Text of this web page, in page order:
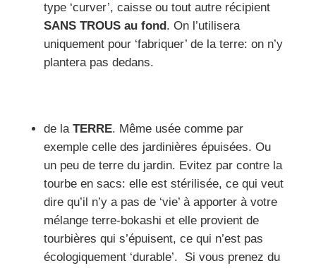
type ‘curver’, caisse ou tout autre récipient
SANS TROUS au fond. On l’utilisera
uniquement pour ‘fabriquer’ de la terre: on n’y
plantera pas dedans.
de la TERRE. Même usée comme par
exemple celle des jardinières épuisées. Ou
un peu de terre du jardin. Evitez par contre la
tourbe en sacs: elle est stérilisée, ce qui veut
dire qu’il n’y a pas de ‘vie’ à apporter à votre
mélange terre-bokashi et elle provient de
tourbières qui s’épuisent, ce qui n’est pas
écologiquement ‘durable’. Si vous prenez du